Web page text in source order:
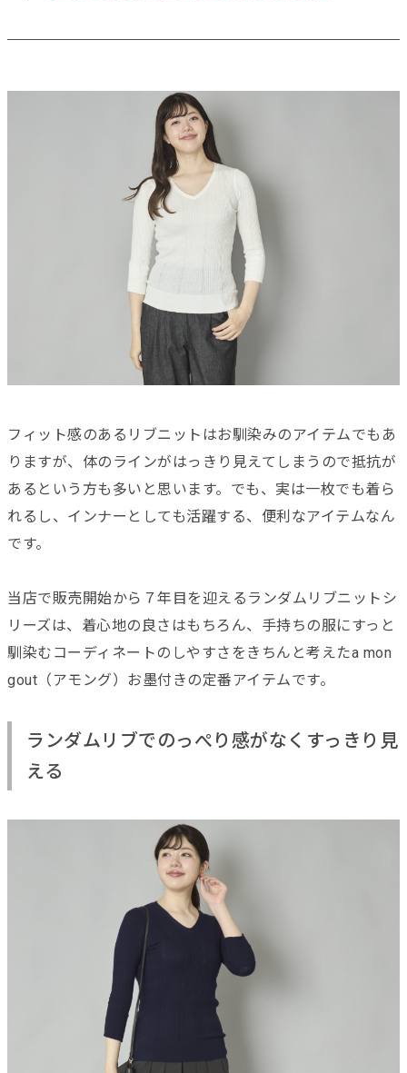
フィット感のあるリブニットはお馴染みのアイテムでもあ
りますが、体のラインがはっきり見えてしまうので抵抗が
あるという方も多いと思います。でも、実は一枚でも着ら
れるし、インナーとしても活躍する、便利なアイテムなん
です。
当店で販売開始から７年目を迎えるランダムリブニットシ
リーズは、着心地の良さはもちろん、手持ちの服にすっと
馴染むコーディネートのしやすさをきちんと考えたa mon
gout（アモング）お墨付きの定番アイテムです。
ランダムリブでのっぺり感がなくすっきり見
える